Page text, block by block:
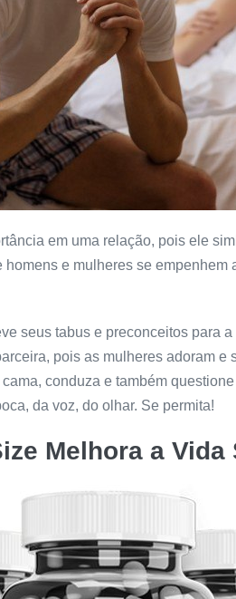
em uma relação, pois ele
e mulheres se empenhem
seus tabus e preconceitos para a
pois as mulheres adoram e
conduza e também
da voz, do olhar. Se permita!
Melhora a Vida